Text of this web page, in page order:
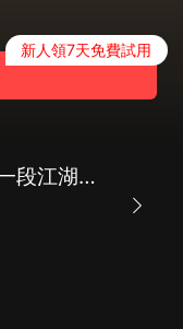
新人領7天免費試用
【薑博】不知所言| 一段江湖往事